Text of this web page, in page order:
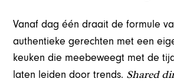
Vanaf dag één draait de formule
authentieke gerechten met een
keuken die meebeweegt met de
laten leiden door trends. Shared